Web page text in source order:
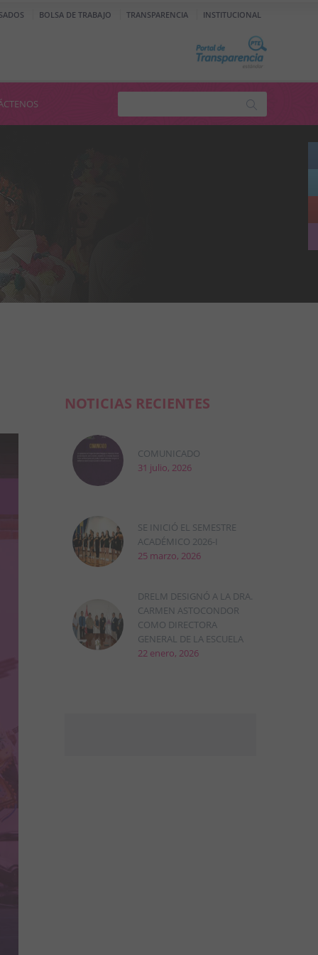
BOLSA DE TRABAJO TRANSPARENCIA INSTITUCIONAL
NOTICIAS RECIENTES
COMUNICADO
31 julio, 2026
SE INICIÓ EL SEMESTRE
ACADÉMICO 2026-I
25 marzo, 2026
DRELM DESIGNÓ A LA DRA.
CARMEN ASTOCONDOR
COMO DIRECTORA
GENERAL DE LA ESCUELA
22 enero, 2026